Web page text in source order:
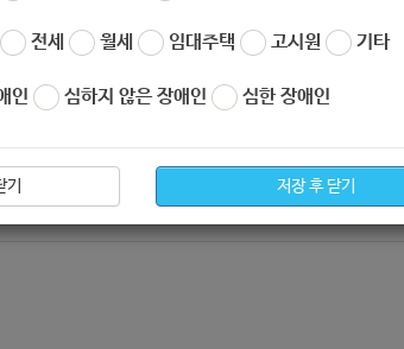
전세 월세 임대주택 고시원 기타
인 심하지 않은 장애인 심한 장애인
저장 후 닫기